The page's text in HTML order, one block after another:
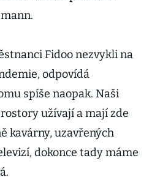
Fidoo nezvykli na
odpovídá
spíše naopak. Naši
užívají a mají zde
kavárny, uzavřených
dokonce tady máme